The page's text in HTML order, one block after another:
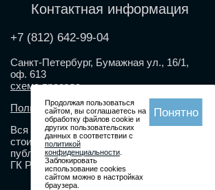
Контактная информация
+7 (812) 642-99-04
Санкт-Петербург, Бумажная ул., 16/1,
оф. 613
схема проезда
Политика конфиденциальности
Вся представленная на сайте
стоимости, носит информационный
публичной офертой, определяемой
ГК РФ
Продолжая пользоваться
сайтом, вы соглашаетесь на
обработку файлов cookie и
других пользовательских
данных в соответствии с
политикой
конфиденциальности.
Заблокировать
использование cookies
сайтом можно в настройках
браузера.
Понятно